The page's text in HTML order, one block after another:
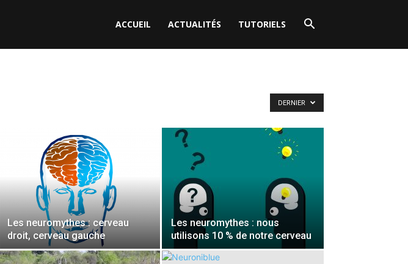
ACCUEIL ACTUALITÉS TUTORIELS
DERNIER
Les neuromythes : cerveau
droit, cerveau gauche
Les neuromythes : nous
utilisons 10 % de notre cerveau